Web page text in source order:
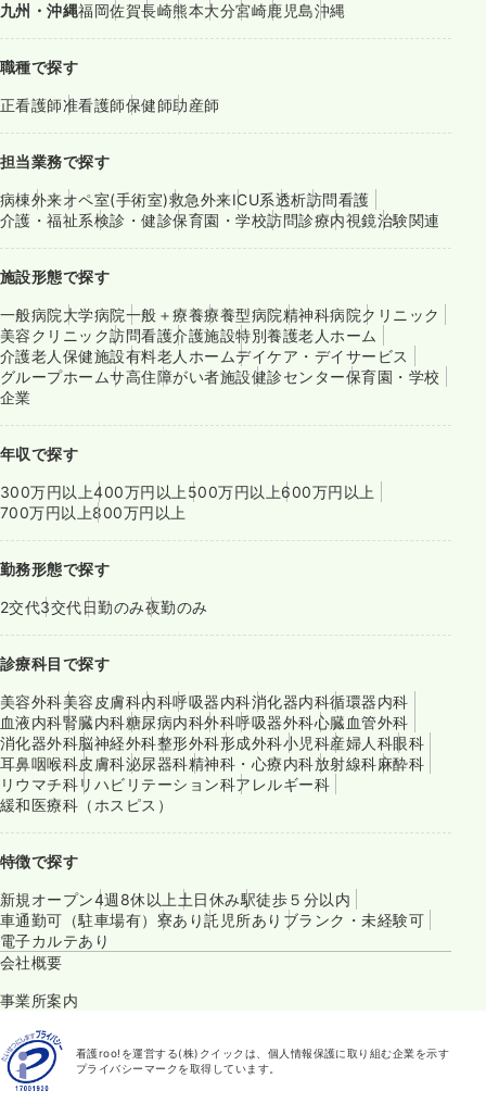
九州・沖縄福岡佐賀長崎熊本大分宮崎鹿児島沖縄
職種で探す
正看護師准看護師保健師助産師
担当業務で探す
病棟外来オペ室(手術室)救急外来ICU系透析訪問看護
介護・福祉系検診・健診保育園・学校訪問診療内視鏡治験関連
施設形態で探す
一般病院大学病院一般＋療養療養型病院精神科病院クリニック
美容クリニック訪問看護介護施設特別養護老人ホーム
介護老人保健施設有料老人ホームデイケア・デイサービス
グループホームサ高住障がい者施設健診センター保育園・学校
企業
年収で探す
300万円以上400万円以上 500万円以上600万円以上
700万円以上800万円以上
勤務形態で探す
2交代3交代日勤のみ夜勤のみ
診療科目で探す
美容外科美容皮膚科内科呼吸器内科消化器内科循環器内科
血液内科腎臓内科糖尿病内科外科呼吸器外科心臓血管外科
消化器外科脳神経外科整形外科形成外科小児科産婦人科眼科
耳鼻咽喉科皮膚科泌尿器科精神科・心療内科放射線科麻酔科
リウマチ科リハビリテーション科アレルギー科
緩和医療科（ホスピス）
特徴で探す
新規オープン4週8休以上 土日休み駅徒歩５分以内
車通勤可（駐車場有） 寮あり託児所あり ブランク・未経験可
電子カルテあり
会社概要
事業所案内
看護roo!を運営する(株)クイックは、個人情報保護に取り組む企業を示す
プライバシーマークを取得しています。